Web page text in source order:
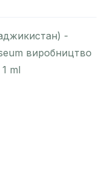
-
виробництво
ml